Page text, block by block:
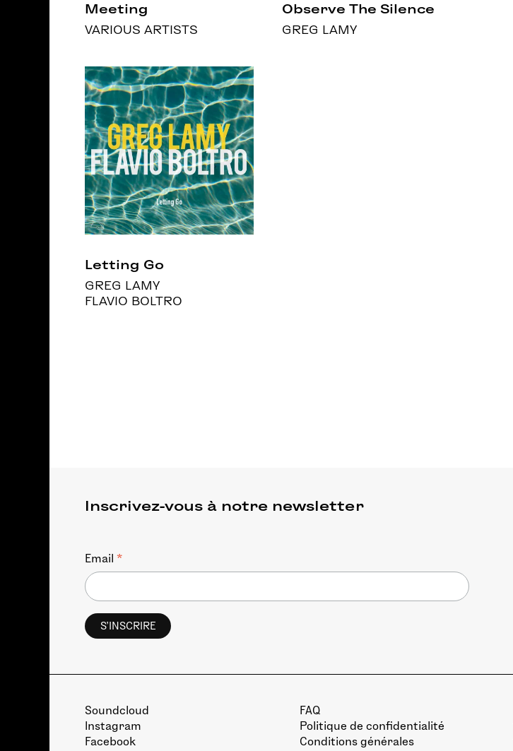
Meeting
VARIOUS ARTISTS
Observe The Silence
GREG LAMY
Letting Go
GREG LAMY
FLAVIO BOLTRO
Inscrivez-vous à notre newsletter
Email *
Soundcloud
Instagram
Facebook
FAQ
Politique de confidentialité
Conditions générales